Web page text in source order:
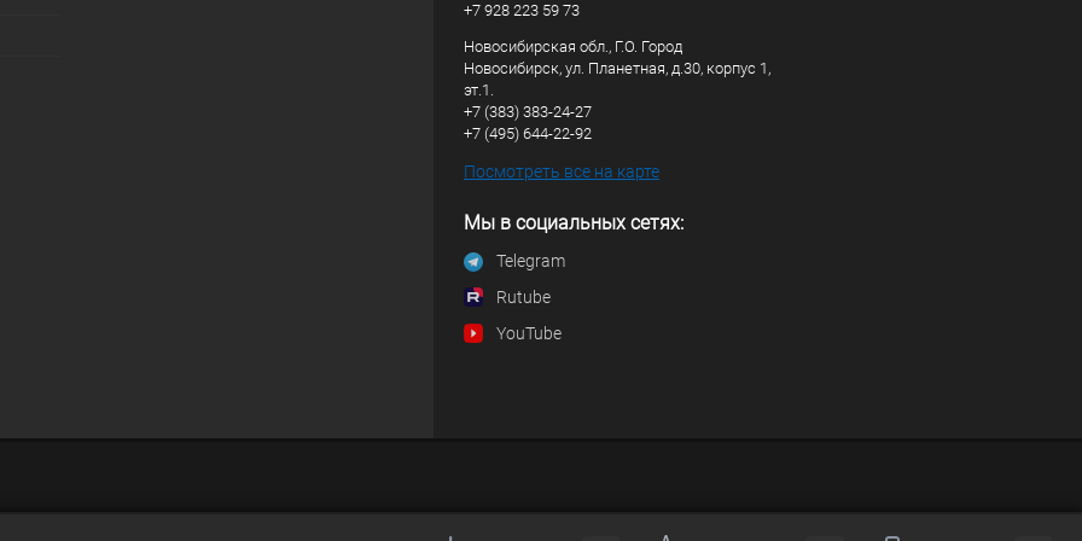
+7 928 223 59 73
Новосибирская обл., Г.О. Город
Новосибирск, ул. Планетная, д.30, корпус 1,
эт.1.
+7 (383) 383-24-27
+7 (495) 644-22-92
Посмотреть все на карте
Мы в социальных сетях:
Telegram
Rutube
YouTube